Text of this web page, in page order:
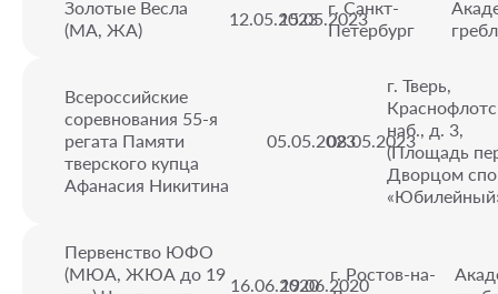
Золотые Весла
(МА, ЖА)
12.05.202315.05.2023
г. Санкт-
Петербург
Всероссийские
соревнования 55-я
регата Памяти
тверского купца
Афанасия Никитина
05.05.202308.05.2023
г. Тверь,
наб., д. 3,
(Площадь
Дворцом
Первенство ЮФО
(МЮА, ЖЮА до 19
16.06.202019.06.2020
г. Ростов-на-